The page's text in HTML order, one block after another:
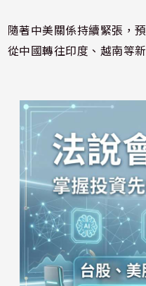
隨著中美關係持續緊張，
從中國轉往印度、越南等